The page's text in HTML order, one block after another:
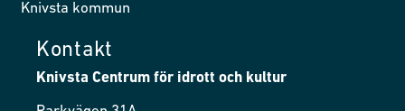
Knivsta kommun
Kontakt
Knivsta Centrum för idrott och kultur